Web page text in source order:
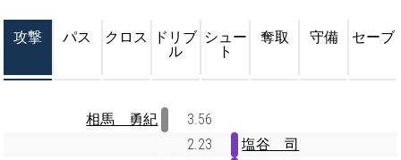
攻撃 パス クロス
ドリブ
ル
シュー
ト
奪取 守備 セーブ
相馬 勇紀
3.56
2.23
塩谷 司